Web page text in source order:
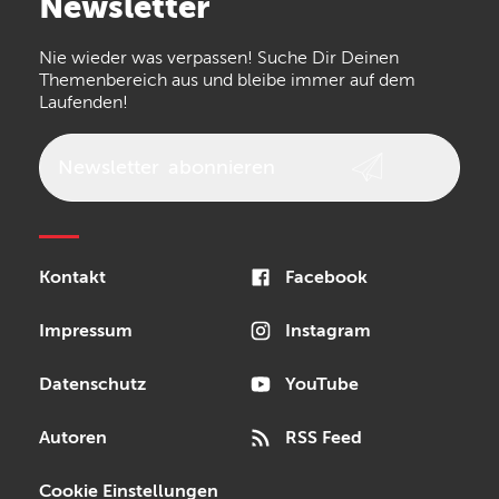
the t.bone
Walrus Audio Epiphone
Nie wieder was verpassen! Suche Dir Deinen
Themenbereich aus und bleibe immer auf dem
Laufenden!
Kontakt
Impressum
Datenschutz
Autoren
Cookie Einstellungen
Facebook
Instagram
YouTube
RSS Feed